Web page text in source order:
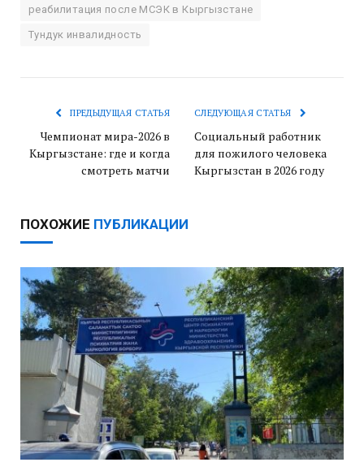
реабилитация после МСЭК в Кыргызстане
Тундук инвалидность
ПРЕДЫДУЩАЯ СТАТЬЯ
Чемпионат мира-2026 в
Кыргызстане: где и когда
смотреть матчи
СЛЕДУЮЩАЯ СТАТЬЯ
Социальный работник
для пожилого человека
Кыргызстан в 2026 году
ПОХОЖИЕ ПУБЛИКАЦИИ